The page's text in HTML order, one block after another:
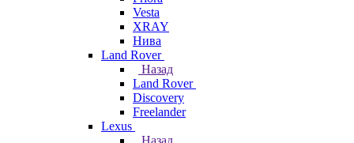
Vesta
XRAY
Нива
Land Rover
Назад
Land Rover
Discovery
Freelander
Lexus
Назад